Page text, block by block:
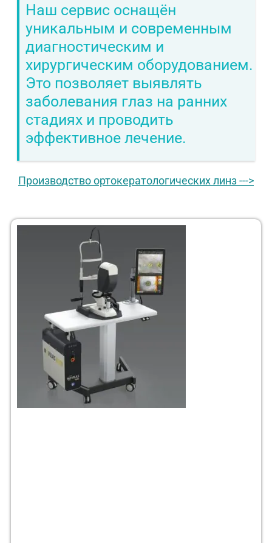
Наш сервис оснащён
уникальным и современным
диагностическим и
хирургическим оборудованием.
Это позволяет выявлять
заболевания глаз на ранних
стадиях и проводить
эффективное лечение.
Производство ортокератологических линз --->